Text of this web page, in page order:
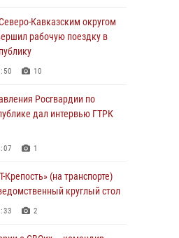
уничтожили около 80
самолётного типа
обеспечила
спортивных
Росгвардии по
дал интервью ГТРК
Кавказским округом
рабочую поездку в
10
Росгвардии по
дал интервью ГТРК
1
(на транспорте)
круглый стол
2